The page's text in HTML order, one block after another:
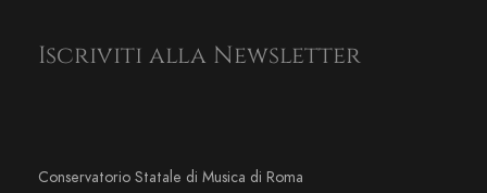
Iscriviti alla Newsletter
Conservatorio Statale di Musica di Roma